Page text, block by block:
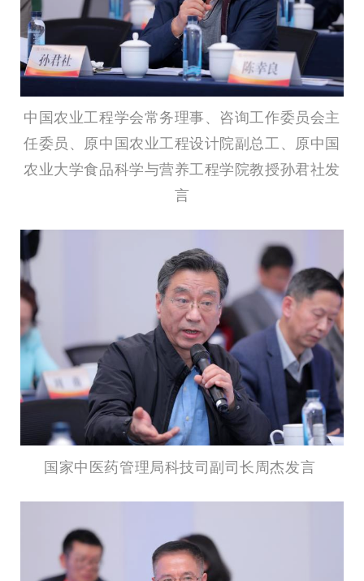
中国农业工程学会常务理事、咨询工作委员会主
任委员、原中国农业工程设计院副总工、原中国
农业大学食品科学与营养工程学院教授孙君社发
言
国家中医药管理局科技司副司长周杰发言